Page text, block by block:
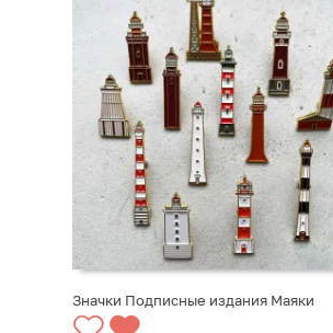
Значки Подписные издания Маяки